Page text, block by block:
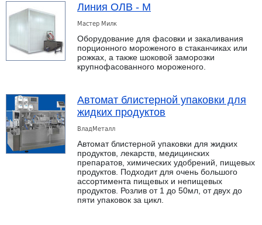
Линия ОЛВ - М
Мастер Милк
Оборудование для фасовки и закаливания
порционного мороженого в стаканчиках или
рожках, а также шоковой заморозки
крупнофасованного мороженого.
Автомат блистерной упаковки для
жидких продуктов
ВладМеталл
Автомат блистерной упаковки для жидких
продуктов, лекарств, медицинских
препаратов, химических удобрений, пищевых
продуктов. Подходит для очень большого
ассортимента пищевых и непищевых
продуктов. Розлив от 1 до 50мл, от двух до
пяти упаковок за цикл.